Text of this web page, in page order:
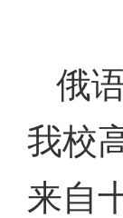
俄
我校
来自